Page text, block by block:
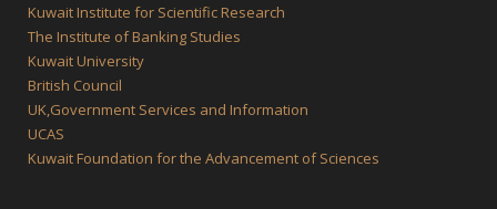
Kuwait Institute for Scientific Research
The Institute of Banking Studies
Kuwait University
British Council
UK,Government Services and Information
UCAS
Kuwait Foundation for the Advancement of Sciences